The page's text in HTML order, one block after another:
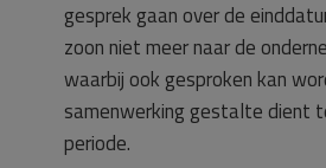
gesprek gaan over de
zoon niet meer naar de
waarbij ook gesproken kan
samenwerking gestalte dient
periode.